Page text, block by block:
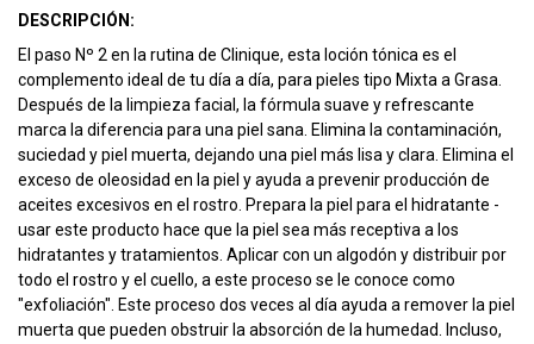
DESCRIPCIÓN:
El paso Nº 2 en la rutina de Clinique, esta loción tónica es el
complemento ideal de tu día a día, para pieles tipo Mixta a Grasa.
Después de la limpieza facial, la fórmula suave y refrescante
marca la diferencia para una piel sana. Elimina la contaminación,
suciedad y piel muerta, dejando una piel más lisa y clara. Elimina el
exceso de oleosidad en la piel y ayuda a prevenir producción de
aceites excesivos en el rostro. Prepara la piel para el hidratante -
usar este producto hace que la piel sea más receptiva a los
hidratantes y tratamientos. Aplicar con un algodón y distribuir por
todo el rostro y el cuello, a este proceso se le conoce como
"exfoliación". Este proceso dos veces al día ayuda a remover la piel
muerta que pueden obstruir la absorción de la humedad. Incluso,